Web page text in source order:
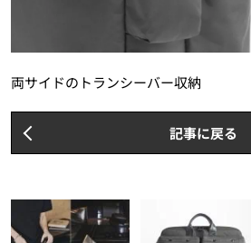
両サイドのトランシーバー収納
記事に戻る